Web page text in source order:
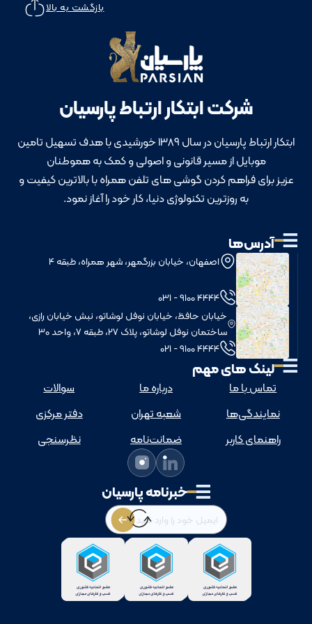
بازگشت به بالا
شرکت ابتکار ارتباط پارسیان
ابتکار ارتباط پارسیان در سال 1389 خورشیدی با هدف تسهیل تامین
موبایل از مسیر قانونی و اصولی و کمک به هموطنان
عزیز برای فراهم کردن گوشی های تلفن همراه با بالاترین کیفیت و
به روزترین تکنولوژی دنیا، کار خود را آغاز نمود.
لینک های مهم
تماس با ما درباره ما
سوالات
نمایندگی‌ها
شعبه تهران
دفتر مرکزی
راهنمای کاربر
ضمانت‌نامه نظرسنجی
آدرس‌ها
اصفهان، خیابان بزرگمهر، شهر همراه، طبقه 4
4444 9100 - 031
خيابان حافظ، خيابان نوفل لوشاتو، نبش خيابان رازی،
ساختمان نوفل لوشاتو، پلاک 27، طبقه 7، واحد 30
4444 9100 - 021
خبرنامه پارسیان